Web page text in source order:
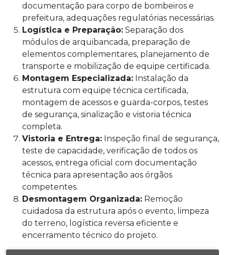
documentação para corpo de bombeiros e
prefeitura, adequações regulatórias necessárias.
Logística e Preparação: Separação dos
módulos de arquibancada, preparação de
elementos complementares, planejamento de
transporte e mobilização de equipe certificada.
Montagem Especializada: Instalação da
estrutura com equipe técnica certificada,
montagem de acessos e guarda-corpos, testes
de segurança, sinalização e vistoria técnica
completa.
Vistoria e Entrega: Inspeção final de segurança,
teste de capacidade, verificação de todos os
acessos, entrega oficial com documentação
técnica para apresentação aos órgãos
competentes.
Desmontagem Organizada: Remoção
cuidadosa da estrutura após o evento, limpeza
do terreno, logística reversa eficiente e
encerramento técnico do projeto.